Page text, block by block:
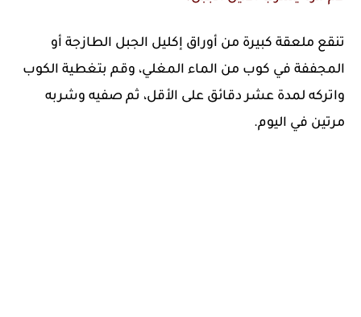
تنقع ملعقة كبيرة من أوراق إكليل الجبل الطازجة أو
المجففة في كوب من الماء المغلي، وقم بتغطية الكوب
واتركه لمدة عشر دقائق على الأقل، ثم صفيه وشربه
مرتين في اليوم.